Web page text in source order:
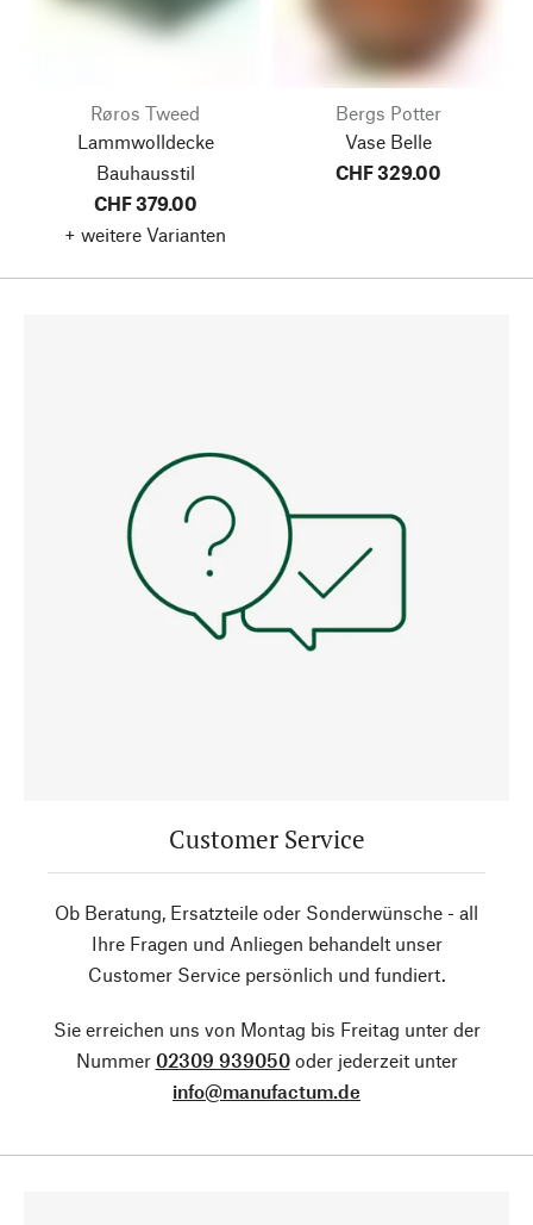
Røros Tweed
Lammwolldecke
Bauhausstil
CHF 379.00
+ weitere Varianten
Bergs Potter
Vase Belle
CHF 329.00
Customer Service
Ob Beratung, Ersatzteile oder Sonderwünsche - all
Ihre Fragen und Anliegen behandelt unser
Customer Service persönlich und fundiert.
Sie erreichen uns von Montag bis Freitag unter der
Nummer 02309 939050oder jederzeit unter
info@manufactum.de